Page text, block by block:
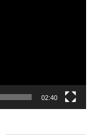
02:40